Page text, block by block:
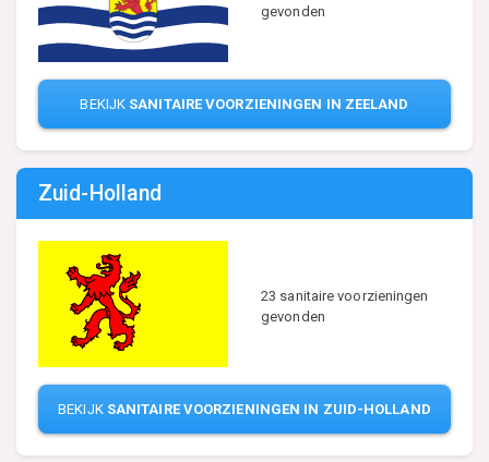
gevonden
BEKIJK SANITAIRE VOORZIENINGEN IN ZEELAND
Zuid-Holland
23 sanitaire voorzieningen
gevonden
BEKIJK SANITAIRE VOORZIENINGEN IN ZUID-HOLLAND